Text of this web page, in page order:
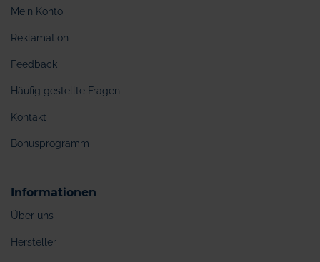
Mein Konto
Reklamation
Feedback
Häufig gestellte Fragen
Kontakt
Bonusprogramm
Informationen
Über uns
Hersteller